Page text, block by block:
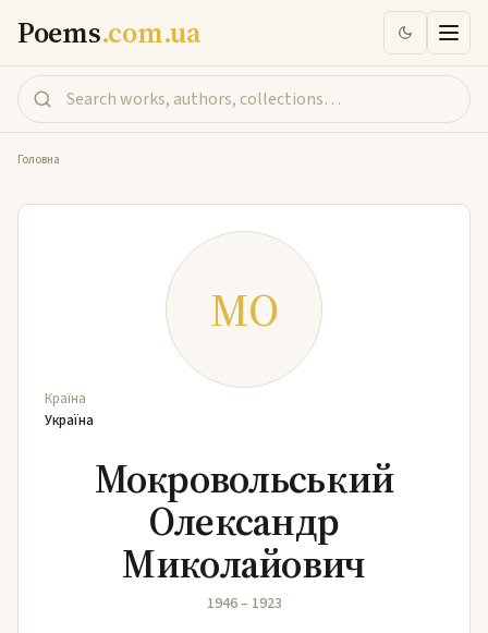
Poems.com.ua
Головна
МО
Країна
Україна
Мокровольський
Олександр
Миколайович
1946 – 1923